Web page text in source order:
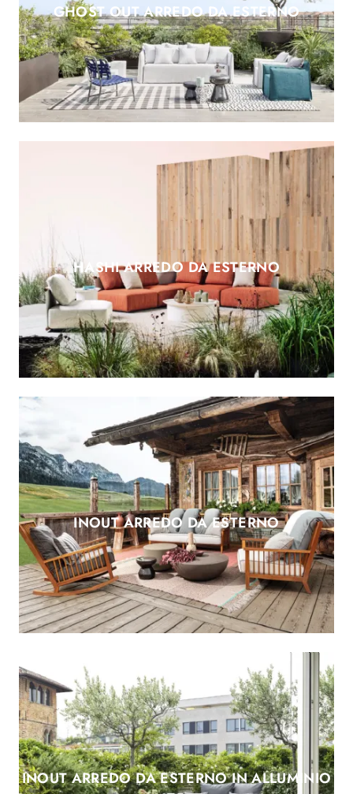
GHOST OUT ARREDO DA ESTERNO
HASHI ARREDO DA ESTERNO
INOUT ARREDO DA ESTERNO
INOUT ARREDO DA ESTERNO IN ALLUMINIO